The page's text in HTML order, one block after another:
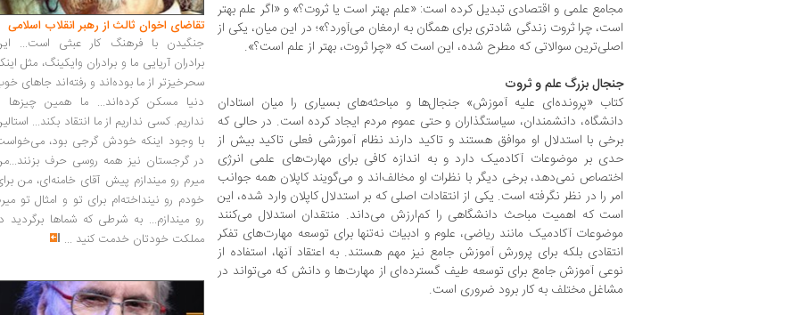
مجامع علمی و اقتصادی تبدیل کرده است: «علم بهتر است یا ثروت؟» و «اگر علم بهتر
است، چرا ثروت زندگی شادتری برای همگان به ارمغان می‌آورد؟»؛ در این میان، یکی از
اصلی‌ترین سوالاتی که مطرح شده، این است که «چرا ثروت، بهتر از علم است؟».
جنجال بزرگ علم و ثروت
کتاب «پرونده‌ای علیه آموزش» جنجال‌ها و مباحثه‌های بسیاری را میان استادان
دانشگاه، دانشمندان، سیاستگذاران و حتی عموم مردم ایجاد کرده است. در حالی که
برخی با استدلال او موافق هستند و تاکید دارند نظام آموزشی فعلی تاکید بیش از
حدی بر موضوعات آکادمیک دارد و به اندازه کافی برای مهارت‌های علمی انرژی
اختصاص نمی‌دهد، برخی دیگر با نظرات او مخالف‌اند و می‌گویند کاپلان همه جوانب
امر را در نظر نگرفته است. یکی از انتقادات اصلی که بر استدلال کاپلان وارد شده، این
است که اهمیت مباحث دانشگاهی را کم‌ارزش می‌داند. منتقدان استدلال می‌کنند
موضوعات آکادمیک مانند ریاضی، علوم و ادبیات نه‌تنها برای توسعه مهارت‌های تفکر
انتقادی بلکه برای پرورش آموزش جامع نیز مهم هستند. به اعتقاد آنها، استفاده از
نوعی آموزش جامع برای توسعه طیف گسترده‌ای از مهارت‌ها و دانش که می‌تواند در
مشاغل مختلف به کار برود ضروری است.
تقاضای اخوان ثالث از رهبر انقلاب اسلامی
جنگیدن با فرهنگ کار عبثی است...
برادران آریایی ما و برادران وایکینگ، مثل
سحرخیزتر از ما بوده‌اند و رفته‌اند جاهای
دنیا مسکن کرده‌اند... ما همین چیزها
نداریم. کسی نداریم از ما انتقاد بکند...
با وجود اینکه خودش گرجی بود،
در گرجستان نیز همه روسی حرف
میرم رو میندازم پیش آقای خامنه‌ای، من
خودم رو نینداخته‌ام برای تو و امثال تو
رو میندازم... به شرطی که شماها برگردید
مملکت خودتان خدمت کنید ...